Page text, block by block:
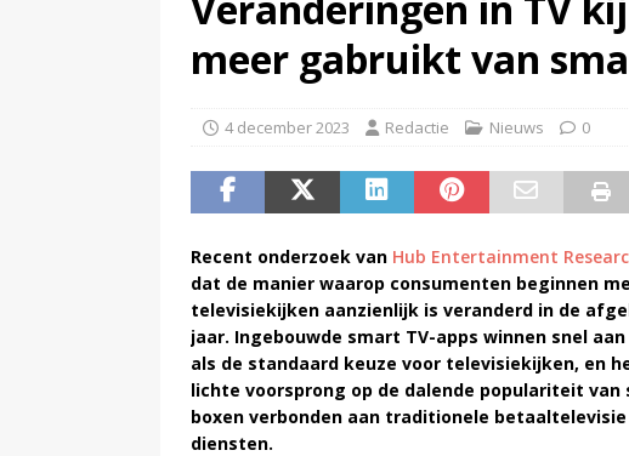
Peter Faber overleden
meer gabruikt van
4 december 2023 Redactie Nieuws 0
Recent onderzoek van Hub Entertainment
dat de manier waarop consumenten beginnen
televisiekijken aanzienlijk is veranderd in de
jaar. Ingebouwde smart TV-apps winnen snel
als de standaard keuze voor televisiekijken, en
lichte voorsprong op de dalende populariteit van
boxen verbonden aan traditionele betaaltelevisie
diensten.